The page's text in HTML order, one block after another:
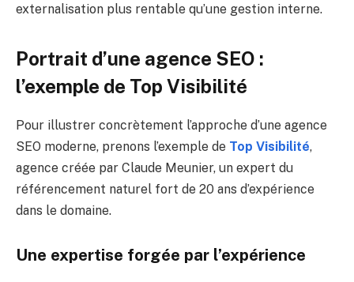
externalisation plus rentable qu’une gestion interne.
Portrait d’une agence SEO :
l’exemple de Top Visibilité
Pour illustrer concrètement l’approche d’une agence
SEO moderne, prenons l’exemple de Top Visibilité,
agence créée par Claude Meunier, un expert du
référencement naturel fort de 20 ans d’expérience
dans le domaine.
Une expertise forgée par l’expérience